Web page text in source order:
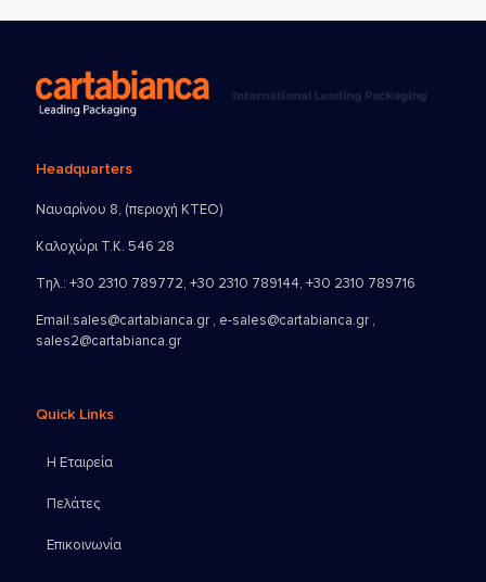
Headquarters
Ναυαρίνου 8, (περιοχή ΚΤΕΟ)
Καλοχώρι Τ.Κ. 546 28
Τηλ.: +30 2310 789772, +30 2310 789144, +30 2310 789716
Email:sales@cartabianca.gr , e-sales@cartabianca.gr ,
sales2@cartabianca.gr
Quick Links
Η Εταιρεία
Πελάτες
Επικοινωνία